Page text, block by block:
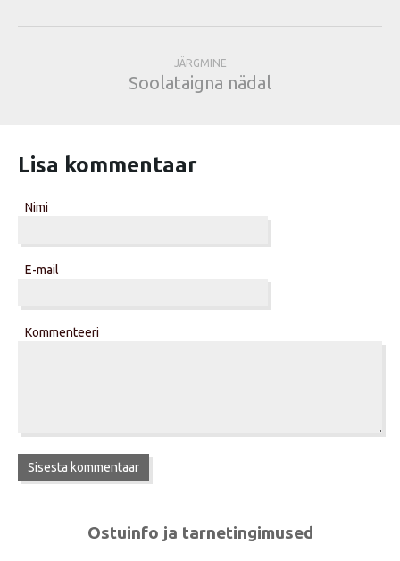
JÄRGMINE
Soolataigna nädal
Lisa kommentaar
Nimi
E-mail
Kommenteeri
Ostuinfo ja tarnetingimused